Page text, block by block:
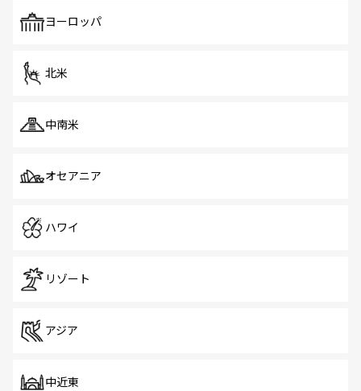
で、ホーカーズは地元の風情を楽しめる外せないスポット
ヨーロッパ
北米
中南米
オセアニア
ハワイ
リゾート
アジア
中近東